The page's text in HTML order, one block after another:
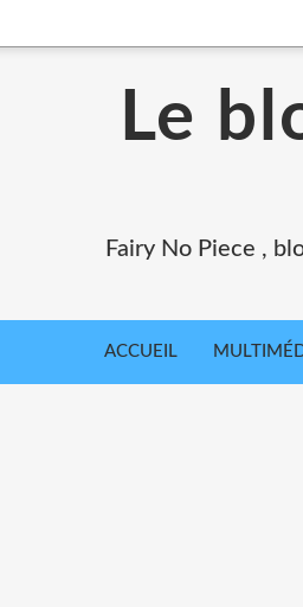
Le
Fairy No Piece ,
ACCUEIL